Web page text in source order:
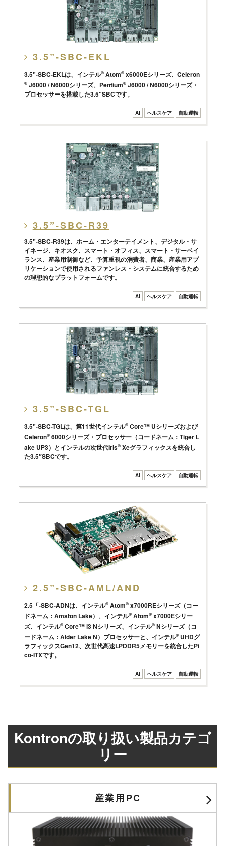
3.5”-SBC-EKL
3.5"-SBC-EKLは、インテル®Atom®x6000Eシリーズ、Celeron
®J6000 / N6000シリーズ、Pentium®J6000 / N6000シリーズ・
プロセッサーを搭載した3.5"SBCです。
AI ヘルスケア 自動運転
3.5”-SBC-R39
3.5"-SBC-R39は、ホーム・エンターテイメント、デジタル・サ
イネージ、キオスク、スマート・オフィス、スマート・サーベイ
ランス、産業用制御など、予算重視の消費者、商業、産業用アプ
リケーションで使用されるファンレス・システムに統合するため
の理想的なプラットフォームです。
AI ヘルスケア 自動運転
3.5”-SBC-TGL
3.5"-SBC-TGLは、第11世代インテル®Core™ Uシリーズおよび
Celeron®6000シリーズ・プロセッサー（コードネーム：Tiger L
ake UP3）とインテルの次世代Iris®Xeグラフィックスを統合し
た3.5″SBCです。
AI ヘルスケア 自動運転
2.5”-SBC-AML/AND
2.5「-SBC-ADNは、インテル®Atom®x7000REシリーズ（コー
ドネーム：Amston Lake）、インテル®Atom®x7000Eシリー
ズ、インテル®Core™ i3 Nシリーズ、インテル®Nシリーズ（コ
ードネーム：Alder Lake N）プロセッサーと、インテル®UHDグ
ラフィックスGen12、次世代高速LPDDR5メモリーを統合したPi
co-ITXです。
AI ヘルスケア 自動運転
Kontronの取り扱い製品カテゴ
リー
産業用PC